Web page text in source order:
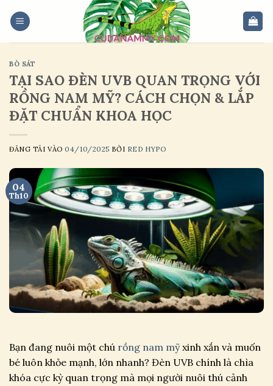
BÒ SÁT
TẠI SAO ĐÈN UVB QUAN TRỌNG VỚI
RỒNG NAM MỸ? CÁCH CHỌN & LẮP
ĐẶT CHUẨN KHOA HỌC
ĐĂNG TẢI VÀO 04/10/2025 BỞI RED HYPO
04
Th10
Bạn đang nuôi một chú rồng nam mỹxinh xắn và muốn
bé luôn khỏe mạnh, lớn nhanh? Đèn UVB chính là chìa
khóa cực kỳ quan trọng mà mọi người nuôi thú cảnh